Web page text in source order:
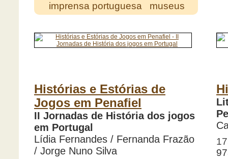
imprensa portuguesa
museus
Histórias e Estórias de
Jogos em Penafiel
II Jornadas de História dos jogos
em Portugal
Lídia Fernandes / Fernanda Frazão
/ Jorge Nuno Silva